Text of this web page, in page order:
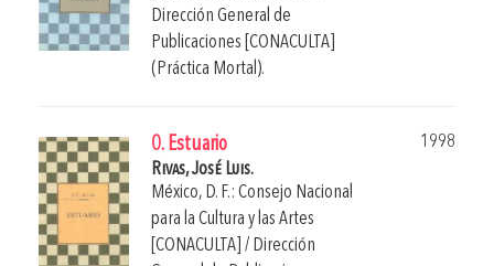
Dirección General de
Publicaciones [CONACULTA]
(Práctica Mortal).
0. Estuario
1998
Rivas, José Luis.
México, D. F.: Consejo Nacional
para la Cultura y las Artes
[CONACULTA] / Dirección